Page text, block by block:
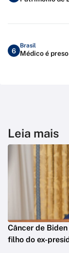
6
Brasil
Médico é
Leia mais
Câncer de
filho do ex-